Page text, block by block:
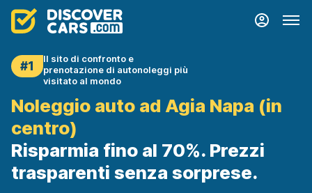
#1
Il sito di confronto e
prenotazione di autonoleggi più
visitato al mondo
Noleggio auto ad Agia Napa (in
centro)
Risparmia fino al 70%. Prezzi
trasparenti senza sorprese.